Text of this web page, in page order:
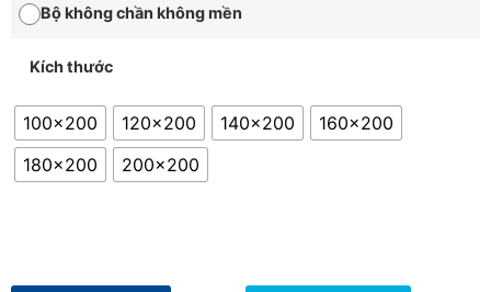
Bộ không chần không mền
Kích thước
100x200 120x200 140x200
160x200
180x200
200x200